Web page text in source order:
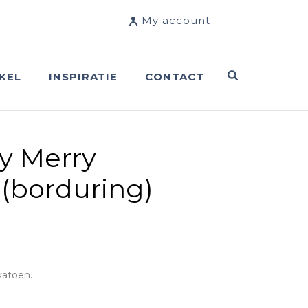
My account
INSPIRATIE CONTACT
Merry